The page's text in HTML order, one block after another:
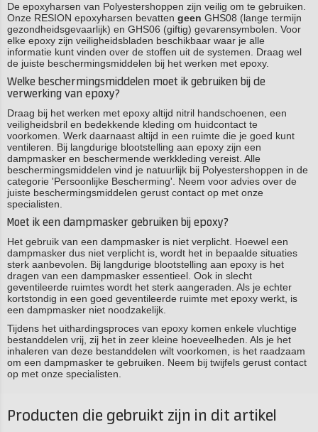
De epoxyharsen van Polyestershoppen zijn veilig om te gebruiken.
Onze RESION epoxyharsen bevatten geen GHS08 (lange termijn
gezondheidsgevaarlijk) en GHS06 (giftig) gevarensymbolen. Voor
elke epoxy zijn veiligheidsbladen beschikbaar waar je alle
informatie kunt vinden over de stoffen uit de systemen. Draag wel
de juiste beschermingsmiddelen bij het werken met epoxy.
Welke beschermingsmiddelen moet ik gebruiken bij de
verwerking van epoxy?
Draag bij het werken met epoxy altijd nitril handschoenen, een
veiligheidsbril en bedekkende kleding om huidcontact te
voorkomen. Werk daarnaast altijd in een ruimte die je goed kunt
ventileren. Bij langdurige blootstelling aan epoxy zijn een
dampmasker en beschermende werkkleding vereist. Alle
beschermingsmiddelen vind je natuurlijk bij Polyestershoppen in de
categorie 'Persoonlijke Bescherming'. Neem voor advies over de
juiste beschermingsmiddelen gerust contact op met onze
specialisten.
Moet ik een dampmasker gebruiken bij epoxy?
Het gebruik van een dampmasker is niet verplicht. Hoewel een
dampmasker dus niet verplicht is, wordt het in bepaalde situaties
sterk aanbevolen. Bij langdurige blootstelling aan epoxy is het
dragen van een dampmasker essentieel. Ook in slecht
geventileerde ruimtes wordt het sterk aangeraden. Als je echter
kortstondig in een goed geventileerde ruimte met epoxy werkt, is
een dampmasker niet noodzakelijk.
Tijdens het uithardingsproces van epoxy komen enkele vluchtige
bestanddelen vrij, zij het in zeer kleine hoeveelheden. Als je het
inhaleren van deze bestanddelen wilt voorkomen, is het raadzaam
om een dampmasker te gebruiken. Neem bij twijfels gerust contact
op met onze specialisten.
Producten die gebruikt zijn in dit artikel